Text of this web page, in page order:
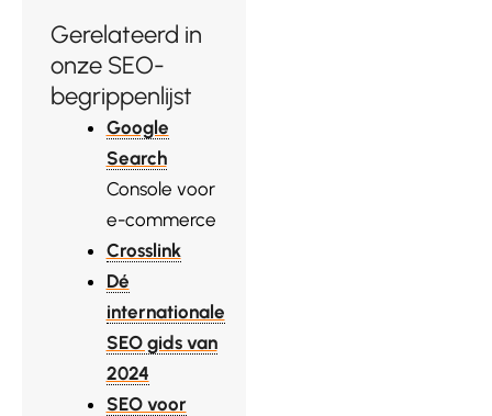
Gerelateerd in
onze SEO-
begrippenlijst
Google
Search
Console voor
e-commerce
Crosslink
Dé
internationale
SEO gids van
2024
SEO voor